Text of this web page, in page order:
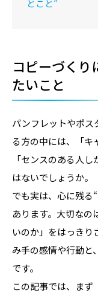
とこと”
コピーづくり
たいこと
パンフレットやポス
る方の中には、「キ
「センスのある人
はないでしょうか。
でも実は、心に残る
あります。大切なの
いのか」をはっきり
み手の感情や行動と
です。
この記事では、まず